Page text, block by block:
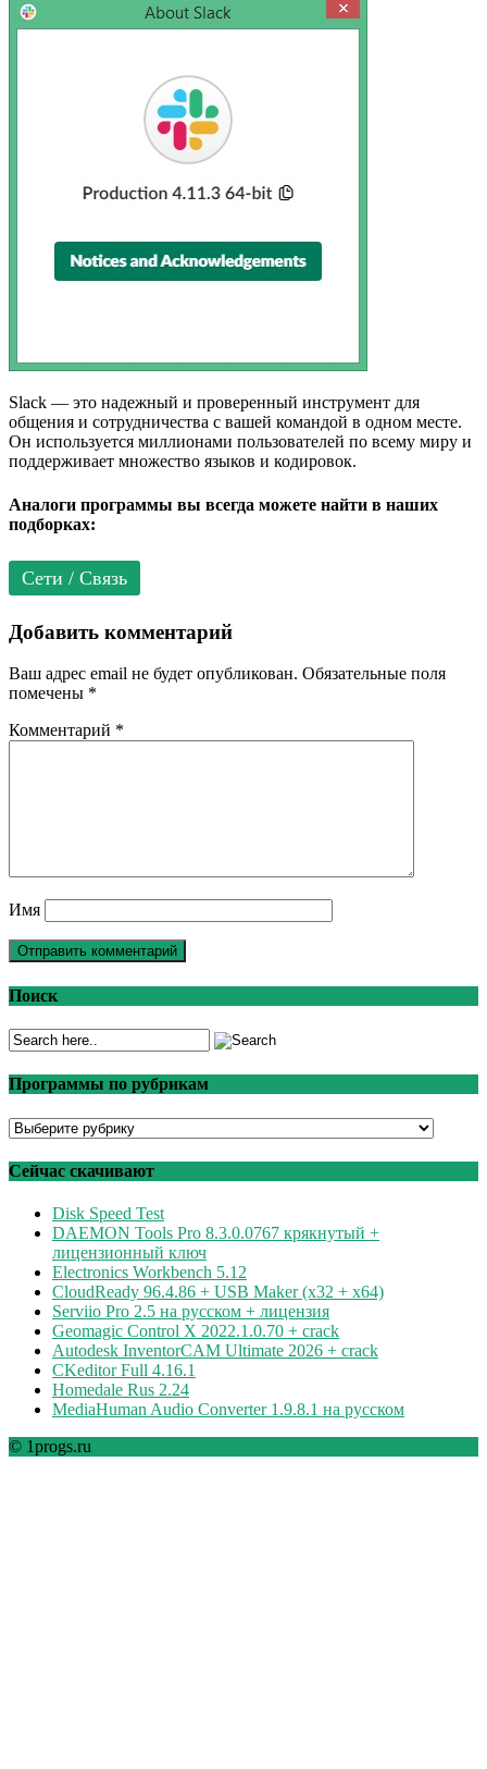
Slack — это надежный и проверенный инструмент для
общения и сотрудничества с вашей командой в одном месте.
Он используется миллионами пользователей по всему миру и
поддерживает множество языков и кодировок.
Аналоги программы вы всегда можете найти в наших
подборках:
Сети / Связь
Добавить комментарий
Ваш адрес email не будет опубликован. Обязательные поля
помечены *
Комментарий *
Имя
Поиск
Программы по рубрикам
Программы
рубрикам
Сейчас скачивают
Disk Speed Test
DAEMON Tools Pro 8.3.0.0767 крякнутый +
лицензионный ключ
Electronics Workbench 5.12
CloudReady 96.4.86 + USB Maker (x32 + x64)
Serviio Pro 2.5 на русском + лицензия
Geomagic Control X 2022.1.0.70 + crack
Autodesk InventorCAM Ultimate 2026 + crack
CKeditor Full 4.16.1
Homedale Rus 2.24
MediaHuman Audio Converter 1.9.8.1 на русском
© 1progs.ru